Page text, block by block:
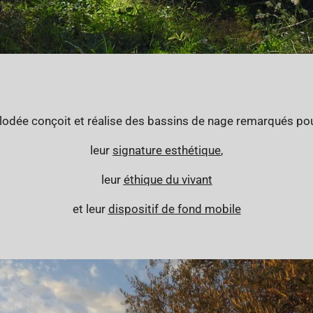
conçoit et réalise des bassins de nage remarqués
leur signature esthétique,
leur éthique du vivant
et leur dispositif de fond mobile